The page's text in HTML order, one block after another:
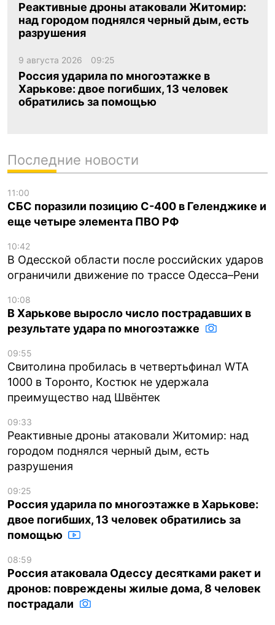
Реактивные дроны атаковали Житомир:
над городом поднялся черный дым, есть
разрушения
9 августа 2026 09:25
Россия ударила по многоэтажке в
Харькове: двое погибших, 13 человек
обратились за помощью
Последние новости
11:00
СБС поразили позицию С-400 в Геленджике и
еще четыре элемента ПВО РФ
10:42
В Одесской области после российских ударов
ограничили движение по трассе Одесса–Рени
10:08
В Харькове выросло число пострадавших в
результате удара по многоэтажке
09:55
Свитолина пробилась в четвертьфинал WTA
1000 в Торонто, Костюк не удержала
преимущество над Швёнтек
09:33
Реактивные дроны атаковали Житомир: над
городом поднялся черный дым, есть
разрушения
09:25
Россия ударила по многоэтажке в Харькове:
двое погибших, 13 человек обратились за
помощью
08:59
Россия атаковала Одессу десятками ракет и
дронов: повреждены жилые дома, 8 человек
пострадали